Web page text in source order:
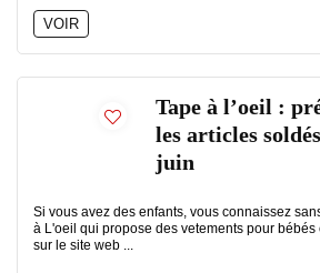
VOIR
Tape à l’oeil :
les articles
juin
Si vous avez des enfants, vous connaissez
à L'oeil qui propose des vetements pour bébés
sur le site web ...